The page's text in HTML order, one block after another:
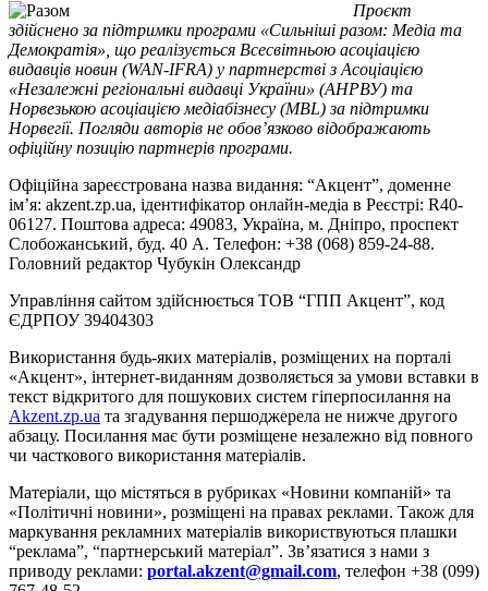
Проєкт
здійснено за підтримки програми «Сильніші разом: Медіа та
Демократія», що реалізується Всесвітньою асоціацією
видавців новин (WAN-IFRA) у партнерстві з Асоціацією
«Незалежні регіональні видавці України» (АНРВУ) та
Норвезькою асоціацією медіабізнесу (MBL) за підтримки
Норвегії. Погляди авторів не обов’язково відображають
офіційну позицію партнерів програми.
Офіційна зареєстрована назва видання: “Акцент”, доменне
ім’я: akzent.zp.ua, ідентифікатор онлайн-медіа в Реєстрі: R40-
06127. Поштова адреса: 49083, Україна, м. Дніпро, проспект
Слобожанський, буд. 40 А. Телефон: +38 (068) 859-24-88.
Головний редактор Чубукін Олександр
Управління сайтом здійснюється ТОВ “ГПП Акцент”, код
ЄДРПОУ 39404303
Використання будь-яких матеріалів, розміщених на порталі
«Акцент», інтернет-виданням дозволяється за умови вставки в
текст відкритого для пошукових систем гіперпосилання на
Akzent.zp.ua та згадування першоджерела не нижче другого
абзацу. Посилання має бути розміщене незалежно від повного
чи часткового використання матеріалів.
Матеріали, що містяться в рубриках «Новини компаній» та
«Політичні новини», розміщені на правах реклами. Також для
маркування рекламних матеріалів використвуються плашки
“реклама”, “партнерський матеріал”. Зв’язатися з нами з
приводу реклами: portal.akzent@gmail.com, телефон +38 (099)